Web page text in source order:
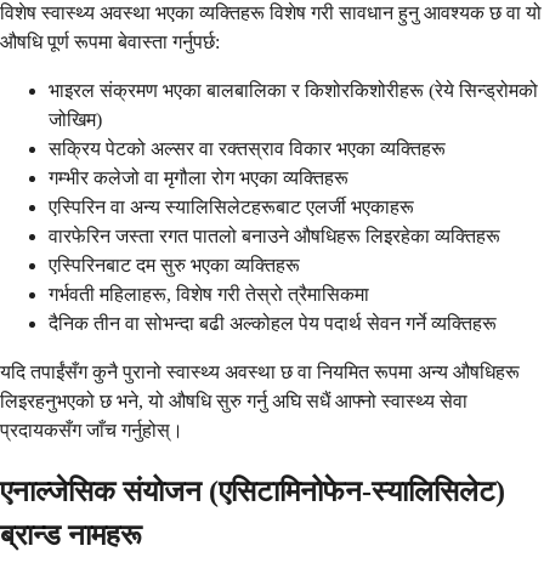
विशेष स्वास्थ्य अवस्था भएका व्यक्तिहरू विशेष गरी सावधान हुनु आवश्यक छ वा यो
औषधि पूर्ण रूपमा बेवास्ता गर्नुपर्छ:
भाइरल संक्रमण भएका बालबालिका र किशोरकिशोरीहरू (रेये सिन्ड्रोमको
जोखिम)
सक्रिय पेटको अल्सर वा रक्तस्राव विकार भएका व्यक्तिहरू
गम्भीर कलेजो वा मृगौला रोग भएका व्यक्तिहरू
एस्पिरिन वा अन्य स्यालिसिलेटहरूबाट एलर्जी भएकाहरू
वारफेरिन जस्ता रगत पातलो बनाउने औषधिहरू लिइरहेका व्यक्तिहरू
एस्पिरिनबाट दम सुरु भएका व्यक्तिहरू
गर्भवती महिलाहरू, विशेष गरी तेस्रो त्रैमासिकमा
दैनिक तीन वा सोभन्दा बढी अल्कोहल पेय पदार्थ सेवन गर्ने व्यक्तिहरू
यदि तपाईंसँग कुनै पुरानो स्वास्थ्य अवस्था छ वा नियमित रूपमा अन्य औषधिहरू
लिइरहनुभएको छ भने, यो औषधि सुरु गर्नु अघि सधैं आफ्नो स्वास्थ्य सेवा
प्रदायकसँग जाँच गर्नुहोस्।
एनाल्जेसिक संयोजन (एसिटामिनोफेन-स्यालिसिलेट)
ब्रान्ड नामहरू